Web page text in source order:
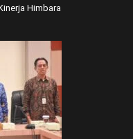
Himbara